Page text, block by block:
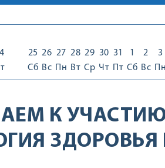
25
Сб
26
Вс
27
Пн
28
Вт
29
Ср
30
Чт
31
Пт
1
Сб
2
Вс
3
К
ЗДОРОВЬЯ